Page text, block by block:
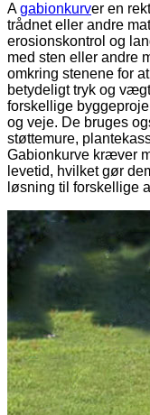
Agabionkurver en
trådnet eller andre
erosionskontrol og
med sten eller andre
omkring stenene for
betydeligt tryk og
forskellige
og veje. De bruges
støttemure,
Gabionkurve kræver
levetid, hvilket gør
løsning til forskellige